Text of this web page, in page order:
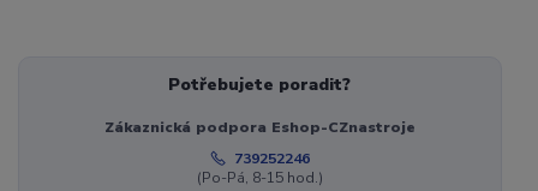
Potřebujete poradit?
Zákaznická podpora Eshop-CZnastroje
739252246
(Po-Pá, 8-15 hod.)